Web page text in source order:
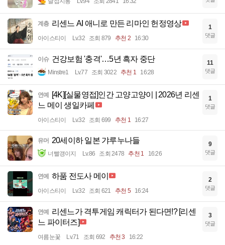
계층 리센느 AI 애니로 만든 리마인 헌정영상
아이스티이 Lv.32 조회 879 추천 2 16:30
1
댓글
이슈 건강보험 '충격'…5년 흑자 중단
Minstre1 Lv.77 조회 3022 추천 1 16:28
11
댓글
연예
[4K][실물영접]인간 고양고양이 | 2026년 리센
느 메이 생일카페
아이스티이 Lv.32 조회 699 추천 1 16:27
1
댓글
유머 20세이하 일본 갸루누나들
너빨갱이지 Lv.86 조회 2478 추천 1 16:26
9
댓글
연예 하품 전도사 메이
아이스티이 Lv.32 조회 621 추천 5 16:24
2
댓글
연예
리센느가 격투게임 캐릭터가 된다면!? [리센
느 파이터즈]
여름눈꽃 Lv.71 조회 692 추천 3 16:22
3
댓글